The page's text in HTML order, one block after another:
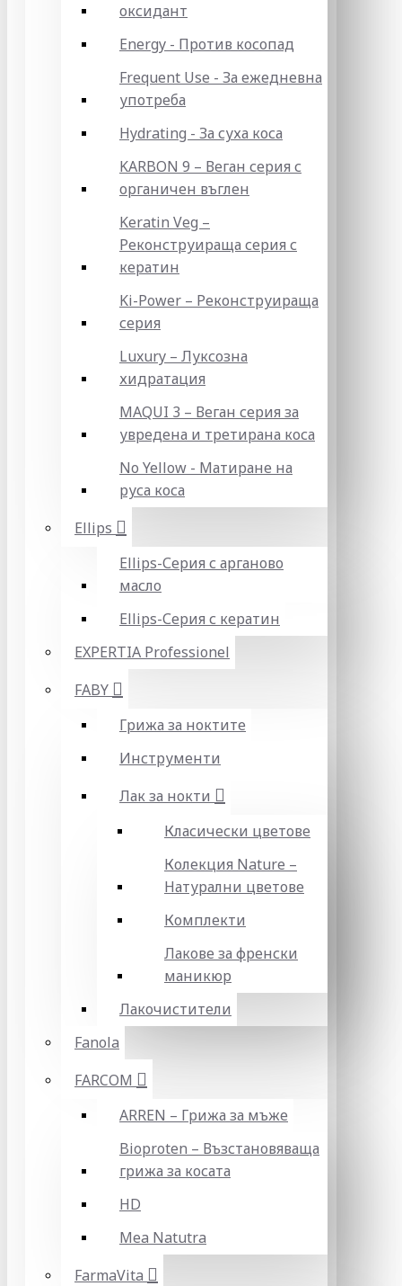
оксидант
Energy - Против косопад
Frequent Use - За ежедневна
употреба
Hydrating - За суха коса
KARBON 9 – Веган серия с
органичен въглен
Keratin Veg –
Реконструираща серия с
кератин
Ki-Power – Реконструираща
серия
Luxury – Луксозна
хидратация
MAQUI 3 – Веган серия за
увредена и третирана коса
No Yellow - Матиране на
руса коса
Ellips
Ellips-Серия с арганово
масло
Ellips-Серия с кератин
EXPERTIA Professionel
FABY
Грижа за ноктите
Инструменти
Лак за нокти
Класически цветове
Колекция Nature –
Натурални цветове
Комплекти
Лакове за френски
маникюр
Лакочистители
Fanola
FARCOM
ARREN – Грижа за мъже
Bioproten – Възстановяваща
грижа за косата
HD
Mea Natutra
FarmaVita